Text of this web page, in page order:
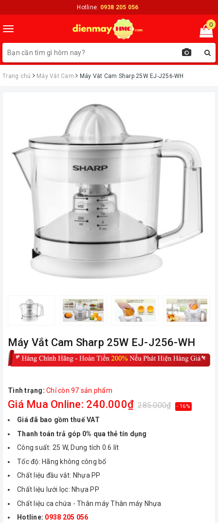
Hotline: 0938 205 056
Toggle
navigation
0
Trang chủ Máy Vắt Cam Máy Vắt Cam Sharp 25W EJ-J256-WH
Máy Vắt Cam Sharp 25W EJ-J256-WH
Tình trạng: Chỉ còn 97 sản phẩm
Giá Mua Online: 240.000₫ 285.000₫ - 16%
Giá đã bao gồm thuế VAT
Thanh toán trả góp 0% qua thẻ tín dụng
Công suất: 25 W, Dung tích 0.6 lít
Tốc độ: Hãng không công bố
Chất liệu đầu vắt: Nhựa PP
Chất liệu lưới lọc: Nhựa PP
Chất liệu ca chứa - Thân máy Thân máy Nhựa
Hotline: 0938 205 056